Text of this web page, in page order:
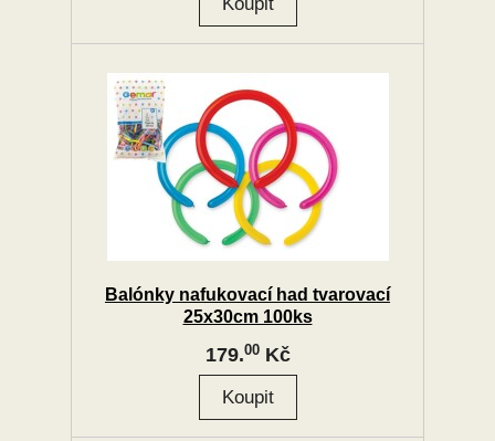
Balónky nafukovací had tvarovací
25x30cm 100ks
179.00Kč